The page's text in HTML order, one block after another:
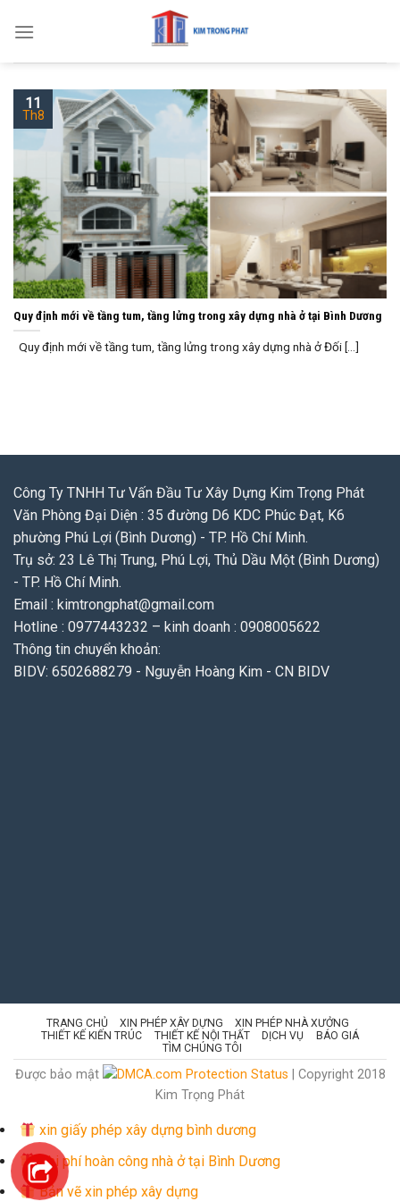
Quy định mới về tầng tum, tầng lửng trong xây dựng nhà ở tại Bình Dương
Quy định mới về tầng tum, tầng lửng trong xây dựng nhà ở Đối [...]
11
Th8
Công Ty TNHH Tư Vấn Đầu Tư Xây Dựng Kim Trọng Phát
Văn Phòng Đại Diện : 35 đường D6 KDC Phúc Đạt, K6
phường Phú Lợi (Bình Dương) - TP. Hồ Chí Minh.
Trụ sở: 23 Lê Thị Trung, Phú Lợi, Thủ Dầu Một (Bình Dương)
- TP. Hồ Chí Minh.
Email : kimtrongphat@gmail.com
Hotline : 0977443232 – kinh doanh : 0908005622
Thông tin chuyển khoản:
BIDV: 6502688279 - Nguyễn Hoàng Kim - CN BIDV
TRANG CHỦ XIN PHÉP XÂY DỰNG
XIN PHÉP NHÀ XƯỞNG
THIẾT KẾ KIẾN TRÚC
THIẾT KẾ NỘI THẤT DỊCH VỤ
BÁO GIÁ
TÌM CHÚNG TÔI
Được bảo mật
| Copyright 2018
Kim Trọng Phát
xin giấy phép xây dựng bình dương
Chi phí hoàn công nhà ở tại Bình Dương
Bản vẽ xin phép xây dựng